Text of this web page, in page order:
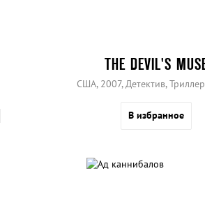
THE DEVIL'S
США, 2007, Детектив,
В избранное